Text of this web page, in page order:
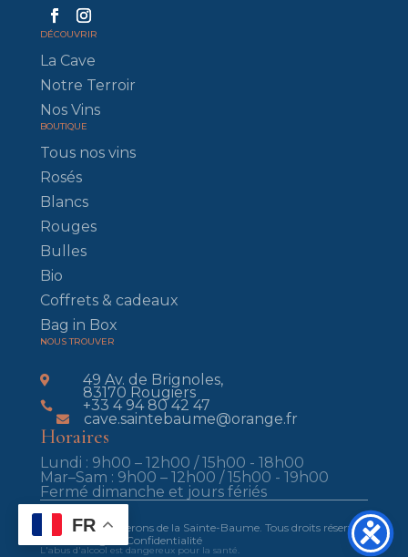
DÉCOUVRIR
La Cave
Notre Terroir
Nos Vins
BOUTIQUE
Tous nos vins
Rosés
Blancs
Rouges
Bulles
Bio
Coffrets & cadeaux
Bag in Box
NOUS TROUVER
 49 Av. de Brignoles,
83170 Rougiers
 +33 4 94 80 42 47
 cave.saintebaume@orange.fr
Horaires
Lundi : 9h00 – 12h00 / 15h00 - 18h00
Mar–Sam : 9h00 – 12h00 / 15h00 - 19h00
Fermé dimanche et jours fériés
© 2025 Les Vignerons de la Sainte-Baume. Tous droits réservés.
Mentions légales
Confidentialité
L'abus d'alcool est dangereux pour la santé.
FR